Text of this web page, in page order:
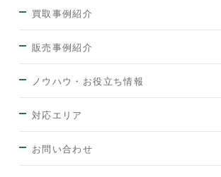
買取事例紹介
販売事例紹介
ノウハウ・お役立ち情報
対応エリア
お問い合わせ